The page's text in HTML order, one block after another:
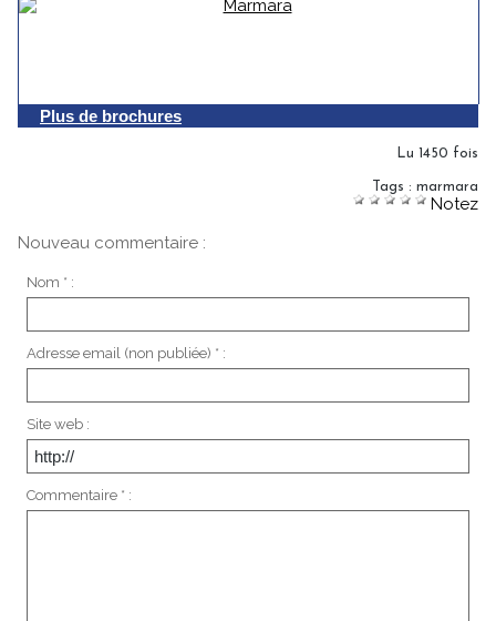
Plus de brochures
Lu 1450 fois
Tags : marmara
Notez
Nouveau commentaire :
Nom * :
Adresse email (non publiée) * :
Site web :
Commentaire * :